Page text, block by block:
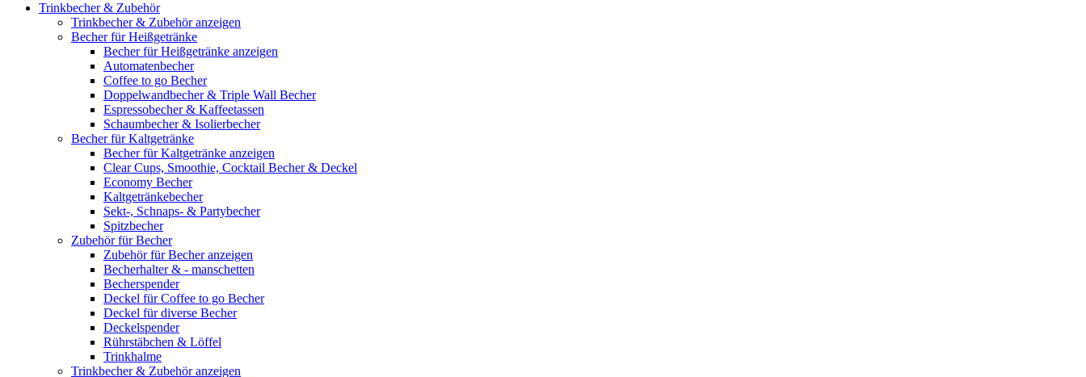
Trinkbecher & Zubehör
Trinkbecher & Zubehör anzeigen
Becher für Heißgetränke
Becher für Heißgetränke anzeigen
Automatenbecher
Coffee to go Becher
Doppelwandbecher & Triple Wall Becher
Espressobecher & Kaffeetassen
Schaumbecher & Isolierbecher
Becher für Kaltgetränke
Becher für Kaltgetränke anzeigen
Clear Cups, Smoothie, Cocktail Becher & Deckel
Economy Becher
Kaltgetränkebecher
Sekt-, Schnaps- & Partybecher
Spitzbecher
Zubehör für Becher
Zubehör für Becher anzeigen
Becherhalter & - manschetten
Becherspender
Deckel für Coffee to go Becher
Deckel für diverse Becher
Deckelspender
Rührstäbchen & Löffel
Trinkhalme
Trinkbecher & Zubehör anzeigen